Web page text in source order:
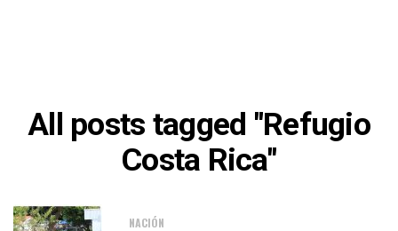
All posts tagged "Refugio
Costa Rica"
NACIÓN